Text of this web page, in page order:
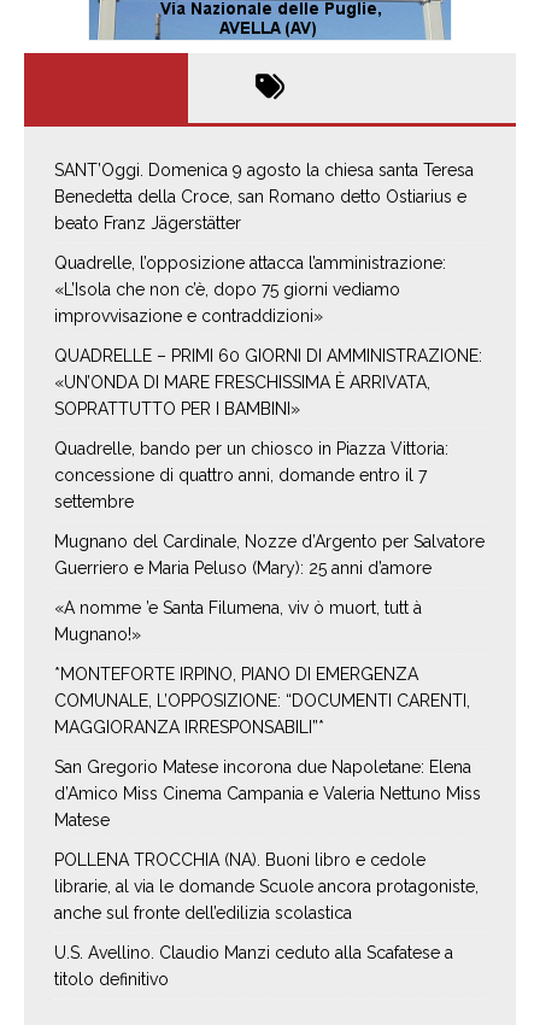
SANT’Oggi. Domenica 9 agosto la chiesa santa Teresa
Benedetta della Croce, san Romano detto Ostiarius e
beato Franz Jägerstätter
Quadrelle, l’opposizione attacca l’amministrazione:
«L’Isola che non c’è, dopo 75 giorni vediamo
improvvisazione e contraddizioni»
QUADRELLE – PRIMI 60 GIORNI DI AMMINISTRAZIONE:
«UN’ONDA DI MARE FRESCHISSIMA È ARRIVATA,
SOPRATTUTTO PER I BAMBINI»
Quadrelle, bando per un chiosco in Piazza Vittoria:
concessione di quattro anni, domande entro il 7
settembre
Mugnano del Cardinale, Nozze d’Argento per Salvatore
Guerriero e Maria Peluso (Mary): 25 anni d’amore
«A nomme ’e Santa Filumena, viv ò muort, tutt à
Mugnano!»
*MONTEFORTE IRPINO, PIANO DI EMERGENZA
COMUNALE, L’OPPOSIZIONE: “DOCUMENTI CARENTI,
MAGGIORANZA IRRESPONSABILI”*
San Gregorio Matese incorona due Napoletane: Elena
d’Amico Miss Cinema Campania e Valeria Nettuno Miss
Matese
POLLENA TROCCHIA (NA). Buoni libro e cedole
librarie, al via le domande Scuole ancora protagoniste,
anche sul fronte dell’edilizia scolastica
U.S. Avellino. Claudio Manzi ceduto alla Scafatese a
titolo definitivo